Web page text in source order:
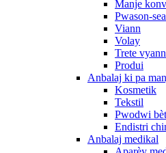
Manje
Pwason-
Viann
Volay
Trete vyann
Produi
Anbalaj ki pa
Kosmetik
Tekstil
Pwodwi
Endistri
Anbalaj medikal